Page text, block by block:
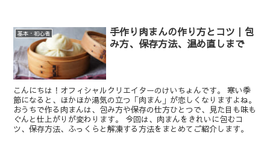
基本・初心者
手作り肉まんの作り方とコツ｜包
み方、保存方法、温め直しまで
こんにちは！オフィシャルクリエイターのけいちょんです。 寒い季
節になると、ほかほか湯気の立つ「肉まん」が恋しくなりますよね。
おうちで作る肉まんは、包み方や保存の仕方ひとつで、見た目も味も
ぐんと仕上がりが変わります。 今回は、肉まんをきれいに包むコ
ツ、保存方法、ふっくらと解凍する方法をまとめてご紹介します。